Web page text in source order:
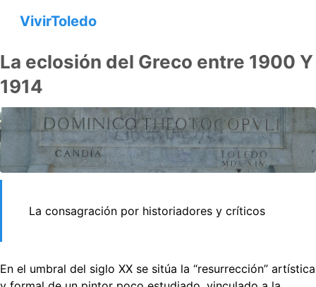
VivirToledo
La eclosión del Greco entre 1900 Y
1914
La consagración por historiadores y críticos
En el umbral del siglo XX se sitúa la “resurrección” artística